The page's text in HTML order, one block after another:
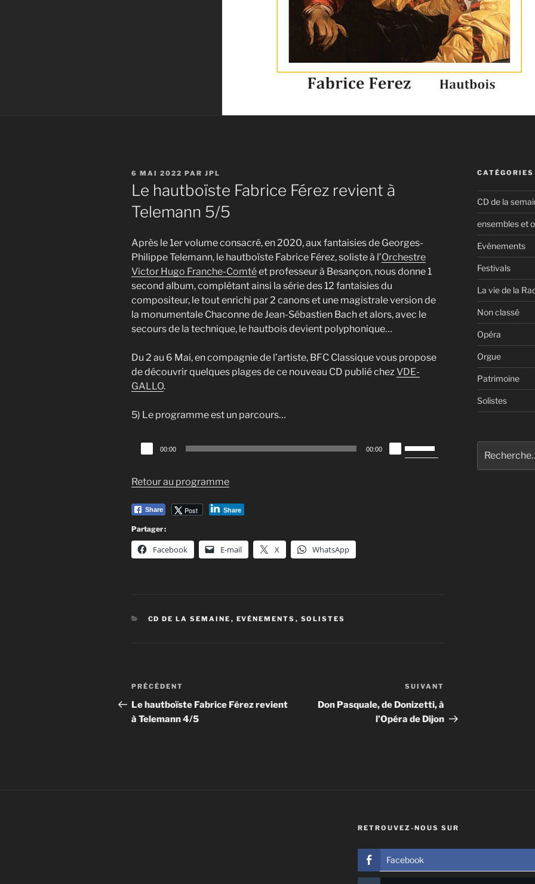
PUBLIÉ
LE
6 MAI 2022 PAR JPL
Le hautboïste Fabrice Férez revient à
Telemann 5/5
Après le 1er volume consacré, en 2020, aux fantaisies de Georges-
Philippe Telemann, le hautboïste Fabrice Férez, soliste à l’Orchestre
Victor Hugo Franche-Comtéet professeur à Besançon, nous donne 1
second album, complétant ainsi la série des 12 fantaisies du
compositeur, le tout enrichi par 2 canons et une magistrale version de
la monumentale Chaconne de Jean-Sébastien Bach et alors, avec le
secours de la technique, le hautbois devient polyphonique…
Du 2 au 6 Mai, en compagnie de l’artiste, BFC Classique vous propose
de découvrir quelques plages de ce nouveau CD publié chezVDE-
GALLO.
5) Le programme est un parcours…
Lecteur
audio
00:00 00:00
les
Retour au programme
Share Post Share
Partager :
Facebook E-mail X WhatsApp
CATÉGORIES
CD DE LA SEMAINE , EVÉNEMENTS , SOLISTES
Navigation
de
l’article
Article
précédent
PRÉCÉDENT
Le hautboïste Fabrice Férez revient
à Telemann 4/5
SUIVANT
Don Pasquale, de Donizetti, à
l’Opéra de Dijon
CATÉGORIES
CD de la
ensembles et
Evénements
Festivals
La vie de la
Non classé
Opéra
Orgue
Patrimoine
Solistes
pour
:
RETROUVEZ-NOUS SUR
Facebook